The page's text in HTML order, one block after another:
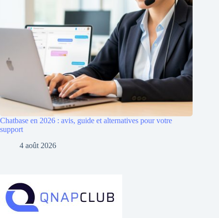
Chatbase en 2026 : avis, guide et alternatives pour votre
support
4 août 2026